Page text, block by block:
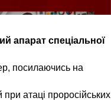
апарат спеціальної
посилаючись на
атаці проросійських